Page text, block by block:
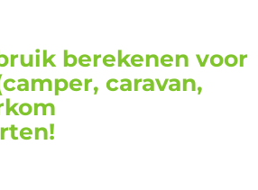
berekenen voor
caravan,